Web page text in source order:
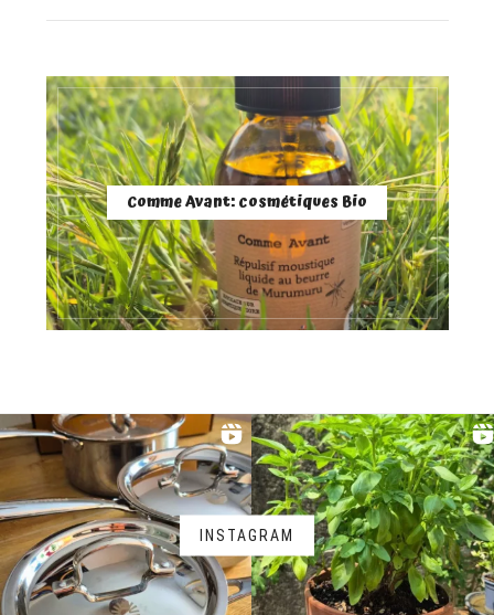
Comme Avant: cosmétiques Bio
INSTAGRAM